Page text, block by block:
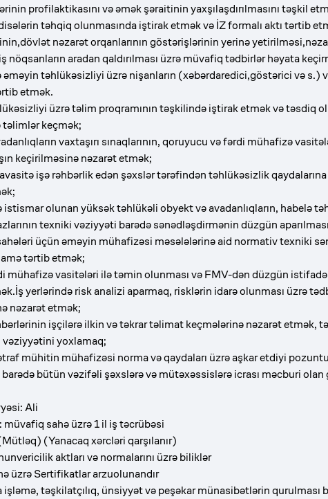
profilaktikasını və əmək şəraitinin yaxşılaşdırılmasını təşkil
təhqiq olunmasında iştirak etmək və İZ formalı aktı tərtib
nəzarət orqanlarının göstərişlərinin yerinə
nöqsanların aradan qaldırılması üzrə müvafiq tədbirlər həyata
əməyin təhlükəsizliyi üzrə nişanların (xəbərdaredici,göstərici və s.)
etmək.
üzrə təlim proqramının təşkilində iştirak etmək və təsdiq
təlimlər keçmək;
vaxtaşırı sınaqlarının, qoruyucu və fərdi mühafizə
keçirilməsinə nəzarət etmək;
işə rəhbərlik edən şəxslər tərəfindən təhlükəsizlik
istismar olunan yüksək təhlükəli obyekt və avadanlıqların, habelə
texniki vəziyyəti barədə sənədləşdirmənin düzgün
üçün əməyin mühafizəsi məsələlərinə aid normativ texniki
tərtib etmək;
mühafizə vasitələri ilə təmin olunması və FMV-dən düzgün
yerlərində risk analizi aparmaq, risklərin idarə olunması üzrə
nəzarət etmək;
işçilərə ilkin və təkrar təlimat keçmələrinə nəzarət etmək,
vəziyyətini yoxlamaq;
mühitin mühafizəsi norma və qaydaları üzrə aşkar etdiyi
barədə bütün vəzifəli şəxslərə və mütəxəssislərə icrası məcburi
Ali
müvafiq sahə üzrə 1 il iş təcrübəsi
(Yanacaq xərcləri qarşılanır)
aktları və normalarını üzrə biliklər
üzrə Sertifikatlar arzuolunandır
təşkilatçılıq, ünsiyyət və peşəkar münasibətlərin qurulması